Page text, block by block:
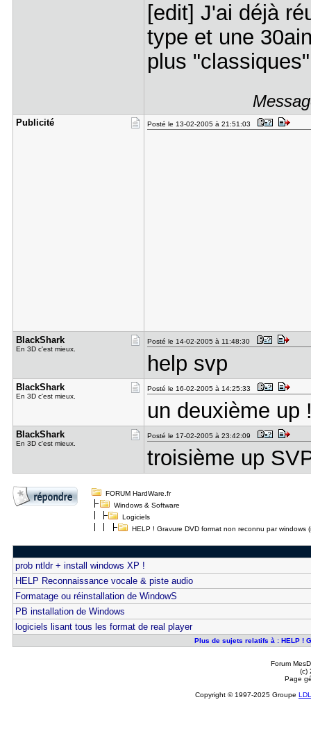
[edit] J'ai déjà
type et une
plus
Publicité Posté le 13-02-2005 à 21:51:03
BlackShark
En 3D c'est mieux.
Posté le 14-02-2005 à 11:48:30
help svp
BlackShark
En 3D c'est mieux.
Posté le 16-02-2005 à 14:25:33
un deuxième up
BlackShark
En 3D c'est mieux.
Posté le 17-02-2005 à 23:42:09
troisième up
FORUM HardWare.fr
Windows & Software
Logiciels
HELP ! Gravure DVD format non reconnu par windows
prob ntldr + install windows XP !
HELP Reconnaissance vocale & piste audio
Formatage ou réinstallation de WindowS
PB installation de Windows
logiciels lisant tous les format de real player
Plus de sujets relatifs à : HELP !
Forum
(c)
Page
Copyright © 1997-2025 Groupe